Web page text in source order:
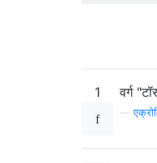
1 वर्ग
—